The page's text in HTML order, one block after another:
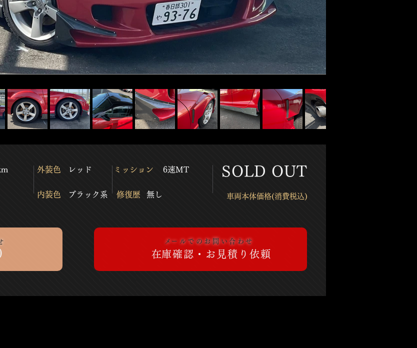
​外装色
​内装色
​レッド
​ブラック系
​ミッション 6速MT
​修復歴 ​無し
SOLD OUT
​車両本体価格(消費税込)
​メールでのお問い合わせ
​在庫確認・お見積り依頼